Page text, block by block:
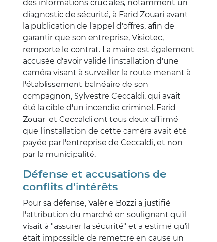
des informations cruciales, notamment un
diagnostic de sécurité, à Farid Zouari avant
la publication de l'appel d'offres, afin de
garantir que son entreprise, Visiotec,
remporte le contrat. La maire est également
accusée d'avoir validé l'installation d'une
caméra visant à surveiller la route menant à
l'établissement balnéaire de son
compagnon, Sylvestre Ceccaldi, qui avait
été la cible d'un incendie criminel. Farid
Zouari et Ceccaldi ont tous deux affirmé
que l'installation de cette caméra avait été
payée par l'entreprise de Ceccaldi, et non
par la municipalité.
Défense et accusations de
conflits d'intérêts
Pour sa défense, Valérie Bozzi a justifié
l'attribution du marché en soulignant qu'il
visait à "assurer la sécurité" et a estimé qu'il
était impossible de remettre en cause un